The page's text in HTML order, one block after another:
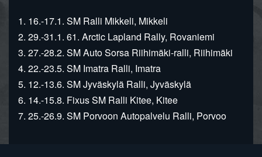
1. 16.-17.1. SM Ralli Mikkeli, Mikkeli
2. 29.-31.1. 61. Arctic Lapland Rally, Rovaniemi
3. 27.-28.2. SM Auto Sorsa Riihimäki-ralli, Riihimäki
4. 22.-23.5. SM Imatra Ralli, Imatra
5. 12.-13.6. SM Jyväskylä Ralli, Jyväskylä
6. 14.-15.8. Fixus SM Ralli Kitee, Kitee
7. 25.-26.9. SM Porvoon Autopalvelu Ralli, Porvoo